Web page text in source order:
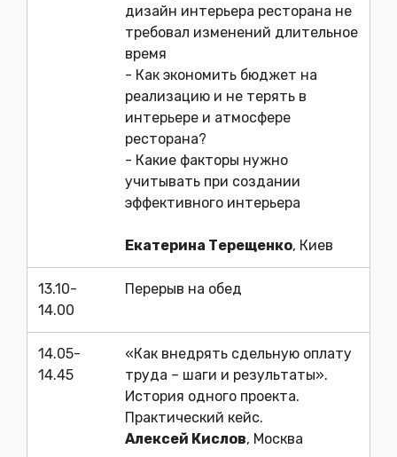
дизайн интерьера ресторана не
требовал изменений длительное
время
- Как экономить бюджет на
реализацию и не терять в
интерьере и атмосфере
ресторана?
- Какие факторы нужно
учитывать при создании
эффективного интерьера
Екатерина Терещенко, Киев
13.10-
14.00
Перерыв на обед
14.05-
14.45
«Как внедрять сдельную оплату
труда – шаги и результаты».
История одного проекта.
Практический кейс.
Алексей Кислов, Москва